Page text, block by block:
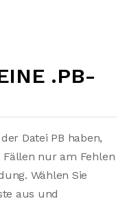
.PB-
Datei PB haben,
nur am Fehlen
Wählen Sie
aus und